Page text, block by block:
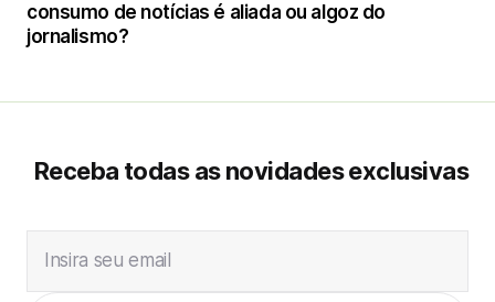
consumo de notícias é aliada ou algoz do
jornalismo?
Receba todas as novidades exclusivas
Insira seu email